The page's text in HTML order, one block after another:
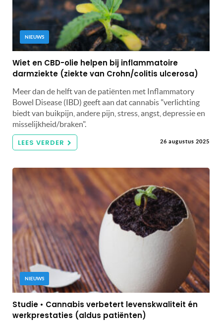
NIEUWS
Wiet en CBD-olie helpen bij inflammatoire
darmziekte (ziekte van Crohn/colitis ulcerosa)
Meer dan de helft van de patiënten met Inflammatory
Bowel Disease (IBD) geeft aan dat cannabis "verlichting
biedt van buikpijn, andere pijn, stress, angst, depressie en
misselijkheid/braken".
LEES VERDER 26 augustus 2025
NIEUWS
Studie • Cannabis verbetert levenskwaliteit én
werkprestaties (aldus patiënten)